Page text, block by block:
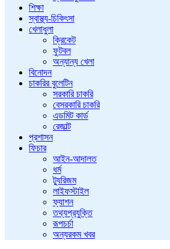
শিক্ষা
স্বাস্থ্য-চিকিৎসা
খেলাধুলা
ক্রিকেট
ফুটবল
অন্যান্য খেলা
বিনোদন
চাকরির বুলেটিন
সরকারি চাকরি
বেসরকারি চাকরি
এডমিট কার্ড
রেজাল্ট
প্রশাসন
ফিচার
আইন-আদালত
ধর্ম
ট্যুরিজম
লাইফস্টাইল
ফ্যাশন
তথ্যপ্রযুক্তি
রূপচর্চা
অন্যরকম খবর